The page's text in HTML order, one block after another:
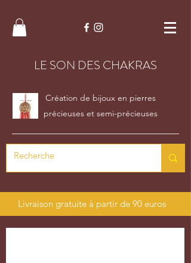
LE SON DES CHAKRAS
Création de bijoux en pierres
précieuses et semi-précieuses
Livraison gratuite à partir de 90 euros